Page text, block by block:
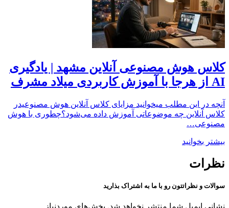
کلاس هوش مصنوعی آنلاین مشهد | یادگیری
AI از هرجا با آموزش کاربردی میلاد مشرف
آنچه در این مطلب میخوانید مزایای کلاس آنلاین هوش مصنوعیدر
کلاس آنلاین چه موضوعاتی آموزش داده می‌شود؟چطوری با هوش
مصنوعی…
بیشتر بخوانید
نظرات
سوالات و نظراتتون رو با ما به اشتراک بذارید
نشانی ایمیل شما منتشر نخواهد شد. بخش‌های موردنیاز